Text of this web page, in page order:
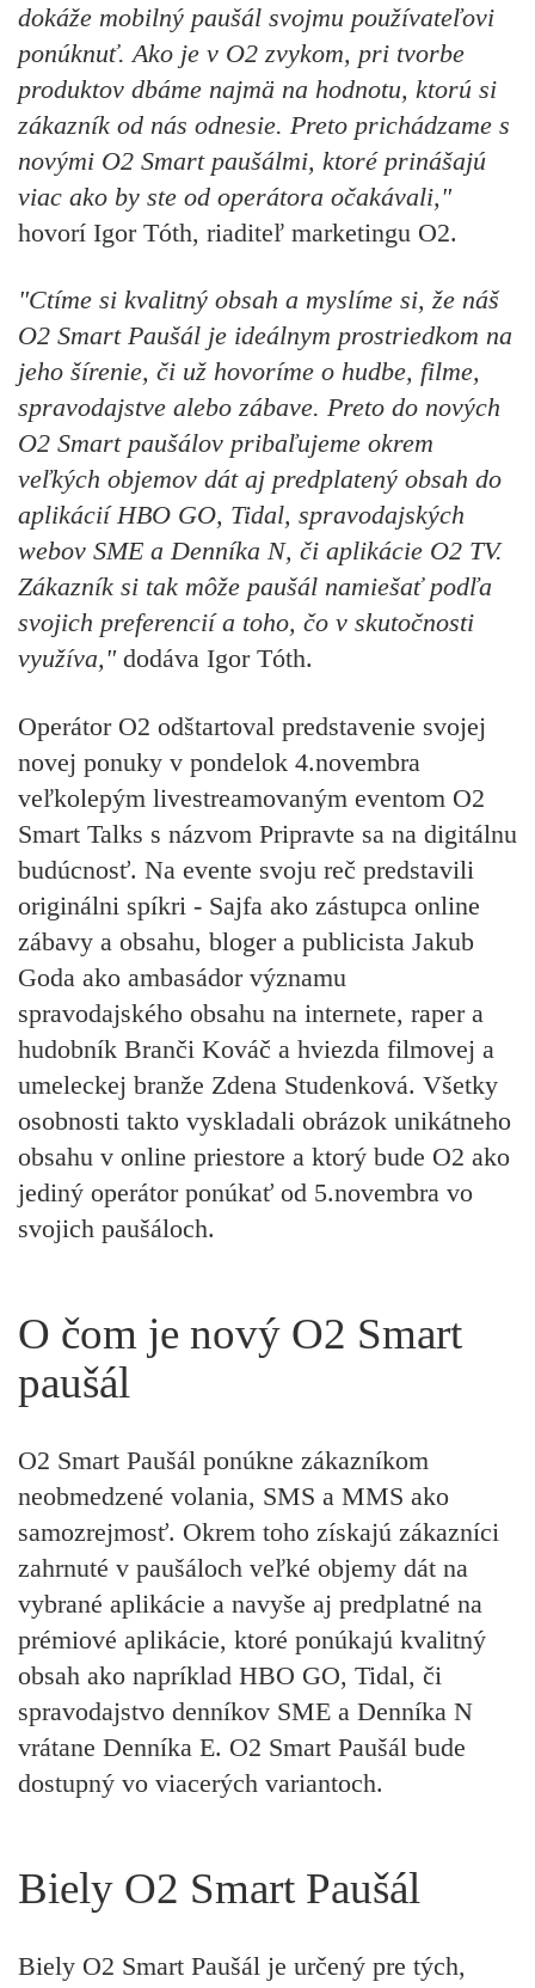
dokáže mobilný paušál svojmu používateľovi
ponúknuť. Ako je v O2 zvykom, pri tvorbe
produktov dbáme najmä na hodnotu, ktorú si
zákazník od nás odnesie. Preto prichádzame s
novými O2 Smart paušálmi, ktoré prinášajú
viac ako by ste od operátora očakávali,"
hovorí Igor Tóth, riaditeľ marketingu O2.
"Ctíme si kvalitný obsah a myslíme si, že náš
O2 Smart Paušál je ideálnym prostriedkom na
jeho šírenie, či už hovoríme o hudbe, filme,
spravodajstve alebo zábave. Preto do nových
O2 Smart paušálov pribaľujeme okrem
veľkých objemov dát aj predplatený obsah do
aplikácií HBO GO, Tidal, spravodajských
webov SME a Denníka N, či aplikácie O2 TV.
Zákazník si tak môže paušál namiešať podľa
svojich preferencií a toho, čo v skutočnosti
využíva," dodáva Igor Tóth.
Operátor O2 odštartoval predstavenie svojej
novej ponuky v pondelok 4.novembra
veľkolepým livestreamovaným eventom O2
Smart Talks s názvom Pripravte sa na digitálnu
budúcnosť. Na evente svoju reč predstavili
originálni spíkri - Sajfa ako zástupca online
zábavy a obsahu, bloger a publicista Jakub
Goda ako ambasádor významu
spravodajského obsahu na internete, raper a
hudobník Branči Kováč a hviezda filmovej a
umeleckej branže Zdena Studenková. Všetky
osobnosti takto vyskladali obrázok unikátneho
obsahu v online priestore a ktorý bude O2 ako
jediný operátor ponúkať od 5.novembra vo
svojich paušáloch.
O čom je nový O2 Smart
paušál
O2 Smart Paušál ponúkne zákazníkom
neobmedzené volania, SMS a MMS ako
samozrejmosť. Okrem toho získajú zákazníci
zahrnuté v paušáloch veľké objemy dát na
vybrané aplikácie a navyše aj predplatné na
prémiové aplikácie, ktoré ponúkajú kvalitný
obsah ako napríklad HBO GO, Tidal, či
spravodajstvo denníkov SME a Denníka N
vrátane Denníka E. O2 Smart Paušál bude
dostupný vo viacerých variantoch.
Biely O2 Smart Paušál
Biely O2 Smart Paušál je určený pre tých,